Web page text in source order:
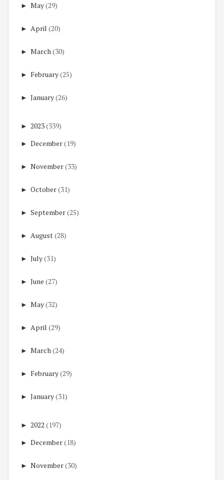
► May(29)
► April (20)
► March(30)
► February(25)
► January(26)
► 2023(339)
► December(19)
► November(33)
► October(31)
► September(25)
► August(28)
► July(31)
► June (27)
► May(32)
► April (29)
► March(24)
► February(29)
► January(31)
► 2022 (197)
► December(18)
► November(30)